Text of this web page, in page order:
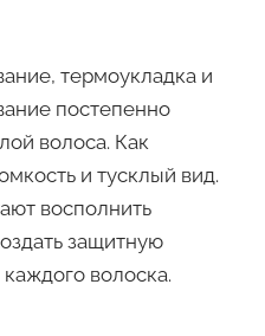
термоукладка и
постепенно
волоса. Как
и тусклый вид.
восполнить
защитную
волоска.